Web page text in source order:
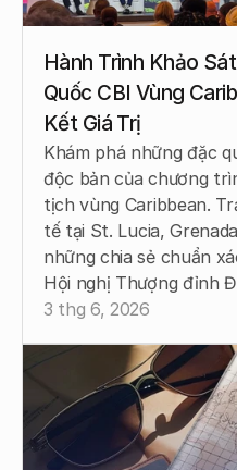
Hành Trình Khảo
Quốc CBI Vùng
Kết Giá Trị
Khám phá những đặc
độc bản của chương
tịch vùng Caribbean.
tế tại St. Lucia,
những chia sẻ chuẩn
Hội nghị Thượng đỉnh
3 thg 6, 2026